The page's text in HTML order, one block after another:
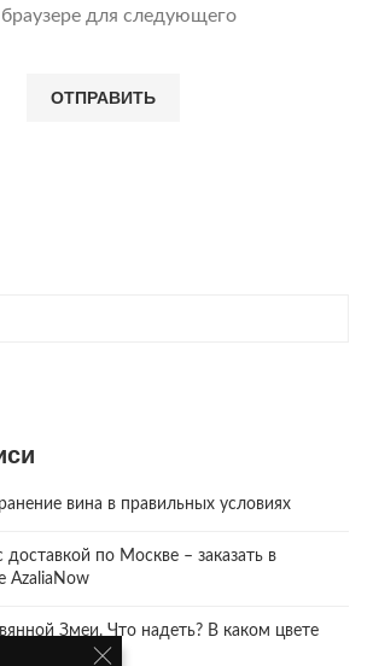
для следующего
вина в правильных условиях
доставкой по Москве – заказать в
AzaliaNow
Змеи. Что надеть? В каком цвете
год.